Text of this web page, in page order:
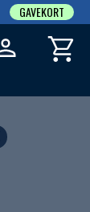
GAVEKORT